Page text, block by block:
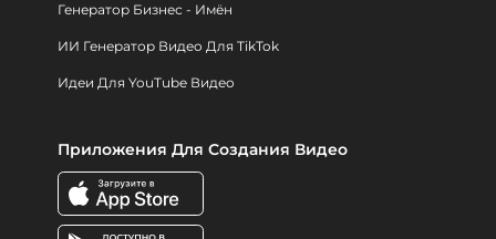
Генератор Бизнес - Имён
ИИ Генератор Видео Для TikTok
Идеи Для YouTube Видео
Приложения Для Создания Видео